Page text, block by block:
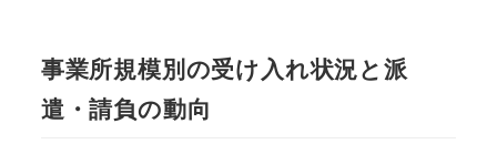
事業所規模別の受け入れ状況と派
遣・請負の動向